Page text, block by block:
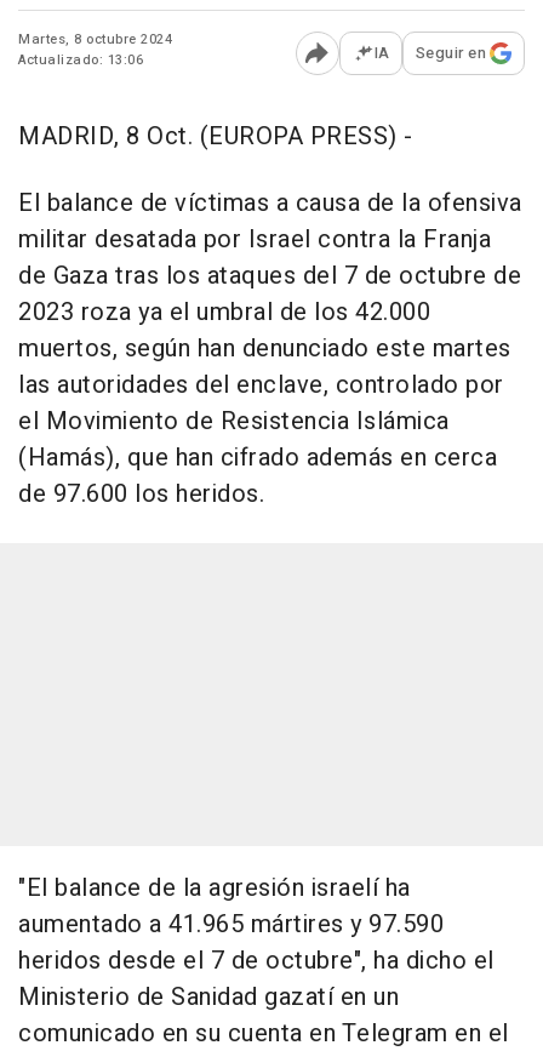
Martes, 8 octubre 2024
Actualizado: 13:06
Abrir opciones para
IA Seguir en
MADRID, 8 Oct. (EUROPA PRESS) -
El balance de víctimas a causa de la ofensiva
militar desatada por Israel contra la Franja
de Gaza tras los ataques del 7 de octubre de
2023 roza ya el umbral de los 42.000
muertos, según han denunciado este martes
las autoridades del enclave, controlado por
el Movimiento de Resistencia Islámica
(Hamás), que han cifrado además en cerca
de 97.600 los heridos.
"El balance de la agresión israelí ha
aumentado a 41.965 mártires y 97.590
heridos desde el 7 de octubre", ha dicho el
Ministerio de Sanidad gazatí en un
comunicado en su cuenta en Telegram en el